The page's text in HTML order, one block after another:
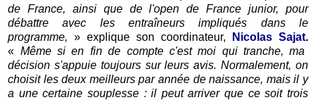
de France, ainsi que de l'open de France junior, pour
débattre avec les entraîneurs impliqués dans le
programme,» explique son coordinateur, Nicolas Sajat.
« Même si en fin de compte c'est moi qui tranche, ma
décision s'appuie toujours sur leurs avis. Normalement, on
choisit les deux meilleurs par année de naissance, mais il y
a une certaine souplesse : il peut arriver que ce soit trois